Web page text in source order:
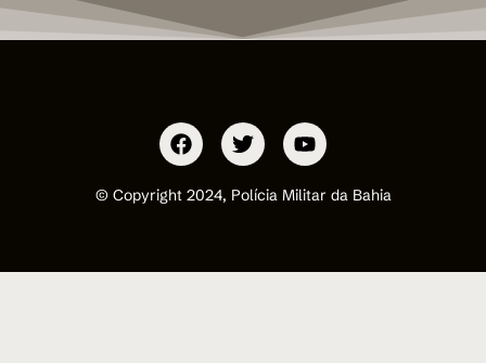
© Copyright 2024, Polícia Militar da Bahia